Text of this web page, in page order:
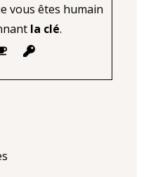
vous êtes humain
la clé.